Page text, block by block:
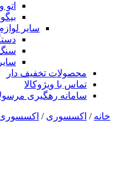
اتو
سایر
سایر
محصولات تخفیف دار
تماس با ویژوکالا
سامانه رهگیری
خانه / اکسسوری / اکسسوری